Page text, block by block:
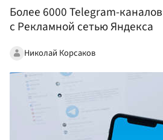
Более 6000 Telegram-
с Рекламной сетью Яндекса
Николай Корсаков